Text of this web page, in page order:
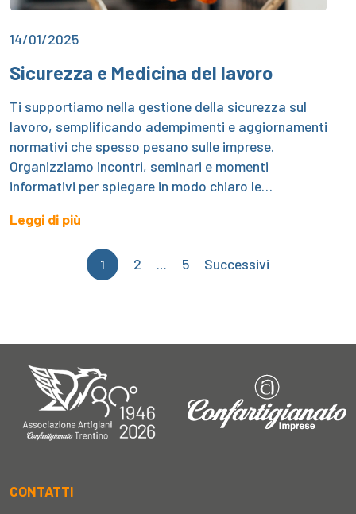
14/01/2025
Sicurezza e Medicina del lavoro
Ti supportiamo nella gestione della sicurezza sul
lavoro, semplificando adempimenti e aggiornamenti
normativi che spesso pesano sulle imprese.
Organizziamo incontri, seminari e momenti
informativi per spiegare in modo chiaro le…
Leggi di più
Paginazione
articoli
1 2 … 5 Successivi
CONTATTI